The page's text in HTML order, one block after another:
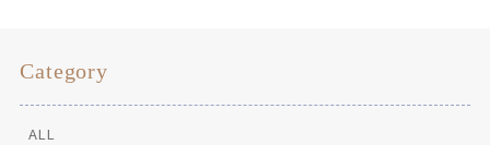
Category
ALL